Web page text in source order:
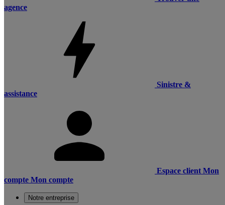
agence
Sinistre &
assistance
Espace client Mon
compte Mon compte
Notre entreprise